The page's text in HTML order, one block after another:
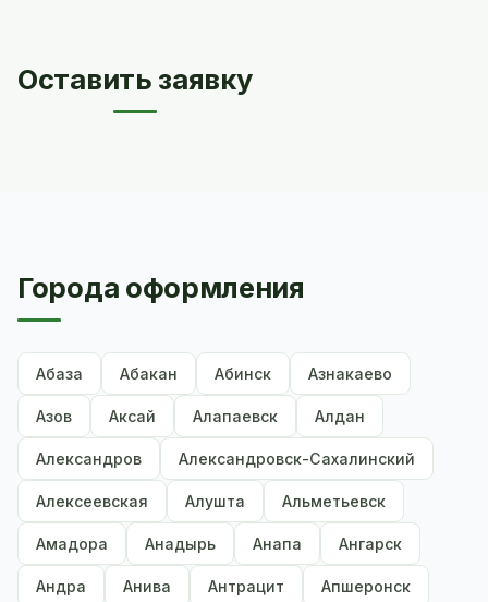
Оставить заявку
Города оформления
Абаза Абакан Абинск Азнакаево
Азов Аксай Алапаевск Алдан
Александров Александровск-Сахалинский
Алексеевская Алушта Альметьевск
Амадора Анадырь Анапа Ангарск
Андра Анива Антрацит Апшеронск